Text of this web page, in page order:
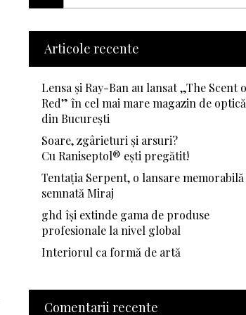
Articole recente
Lensa și Ray-Ban au lansat „The Scent
Red” în cel mai mare magazin de optică
din București
Soare, zgârieturi și arsuri?
Cu Raniseptol® ești pregătit!
Tentația Serpent, o lansare memorabilă
semnată Miraj
ghd își extinde gama de produse
profesionale la nivel global
Interiorul ca formă de artă
Comentarii recente